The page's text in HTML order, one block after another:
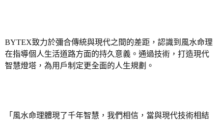
BYTEX致力於彌合傳統與現代之間的差距，認識到風水命理
在指導個人生活道路方面的持久意義。通過技術，打造現代
智慧燈塔，為用戶制定更全面的人生規劃。
「 風水命理體現了千年智慧，我們相信，當與現代技術相結